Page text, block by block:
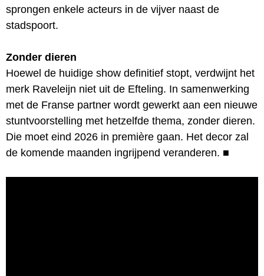
sprongen enkele acteurs in de vijver naast de
stadspoort.
Zonder dieren
Hoewel de huidige show definitief stopt, verdwijnt het
merk Raveleijn niet uit de Efteling. In samenwerking
met de Franse partner wordt gewerkt aan een nieuwe
stuntvoorstelling met hetzelfde thema, zonder dieren.
Die moet eind 2026 in première gaan. Het decor zal
de komende maanden ingrijpend veranderen. ■